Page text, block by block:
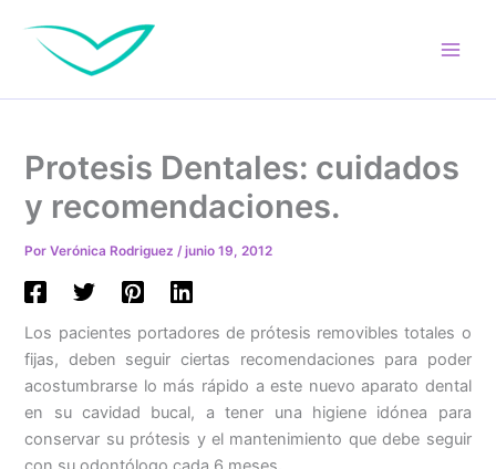
contenido
Protesis Dentales: cuidados
y recomendaciones.
PorVerónica Rodriguez/junio 19, 2012
Los pacientes portadores de prótesis removibles totales o
fijas, deben seguir ciertas recomendaciones para poder
acostumbrarse lo más rápido a este nuevo aparato dental
en su cavidad bucal, a tener una higiene idónea para
conservar su prótesis y el mantenimiento que debe seguir